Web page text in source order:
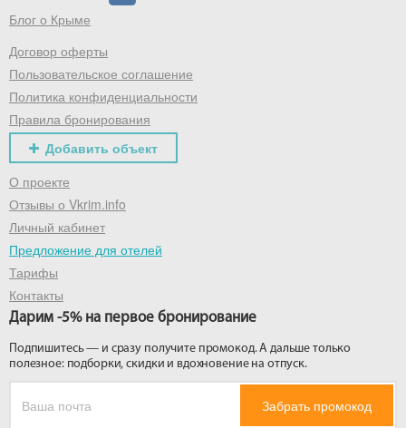
Блог о Крыме
Договор оферты
Пользовательское соглашение
Политика конфиденциальности
Правила бронирования
Добавить объект
О проекте
Отзывы о Vkrim.info
Личный кабинет
Предложение для отелей
Тарифы
Контакты
Дарим -5% на первое бронирование
Подпишитесь — и сразу получите промокод. А дальше только
полезное: подборки, скидки и вдохновение на отпуск.
Забрать промокод